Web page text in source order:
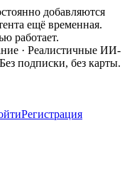
добавляются
ещё временная.
работает.
· Реалистичные ИИ-
подписки, без карты.
Регистрация